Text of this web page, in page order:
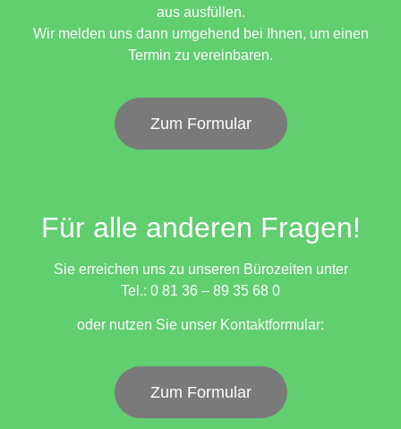
aus ausfüllen.
Wir melden uns dann umgehend bei Ihnen, um einen
Termin zu vereinbaren.
Zum Formular
Für alle anderen Fragen!
Sie erreichen uns zu unseren Bürozeiten unter
Tel.: 0 81 36 – 89 35 68 0
oder nutzen Sie unser Kontaktformular:
Zum Formular